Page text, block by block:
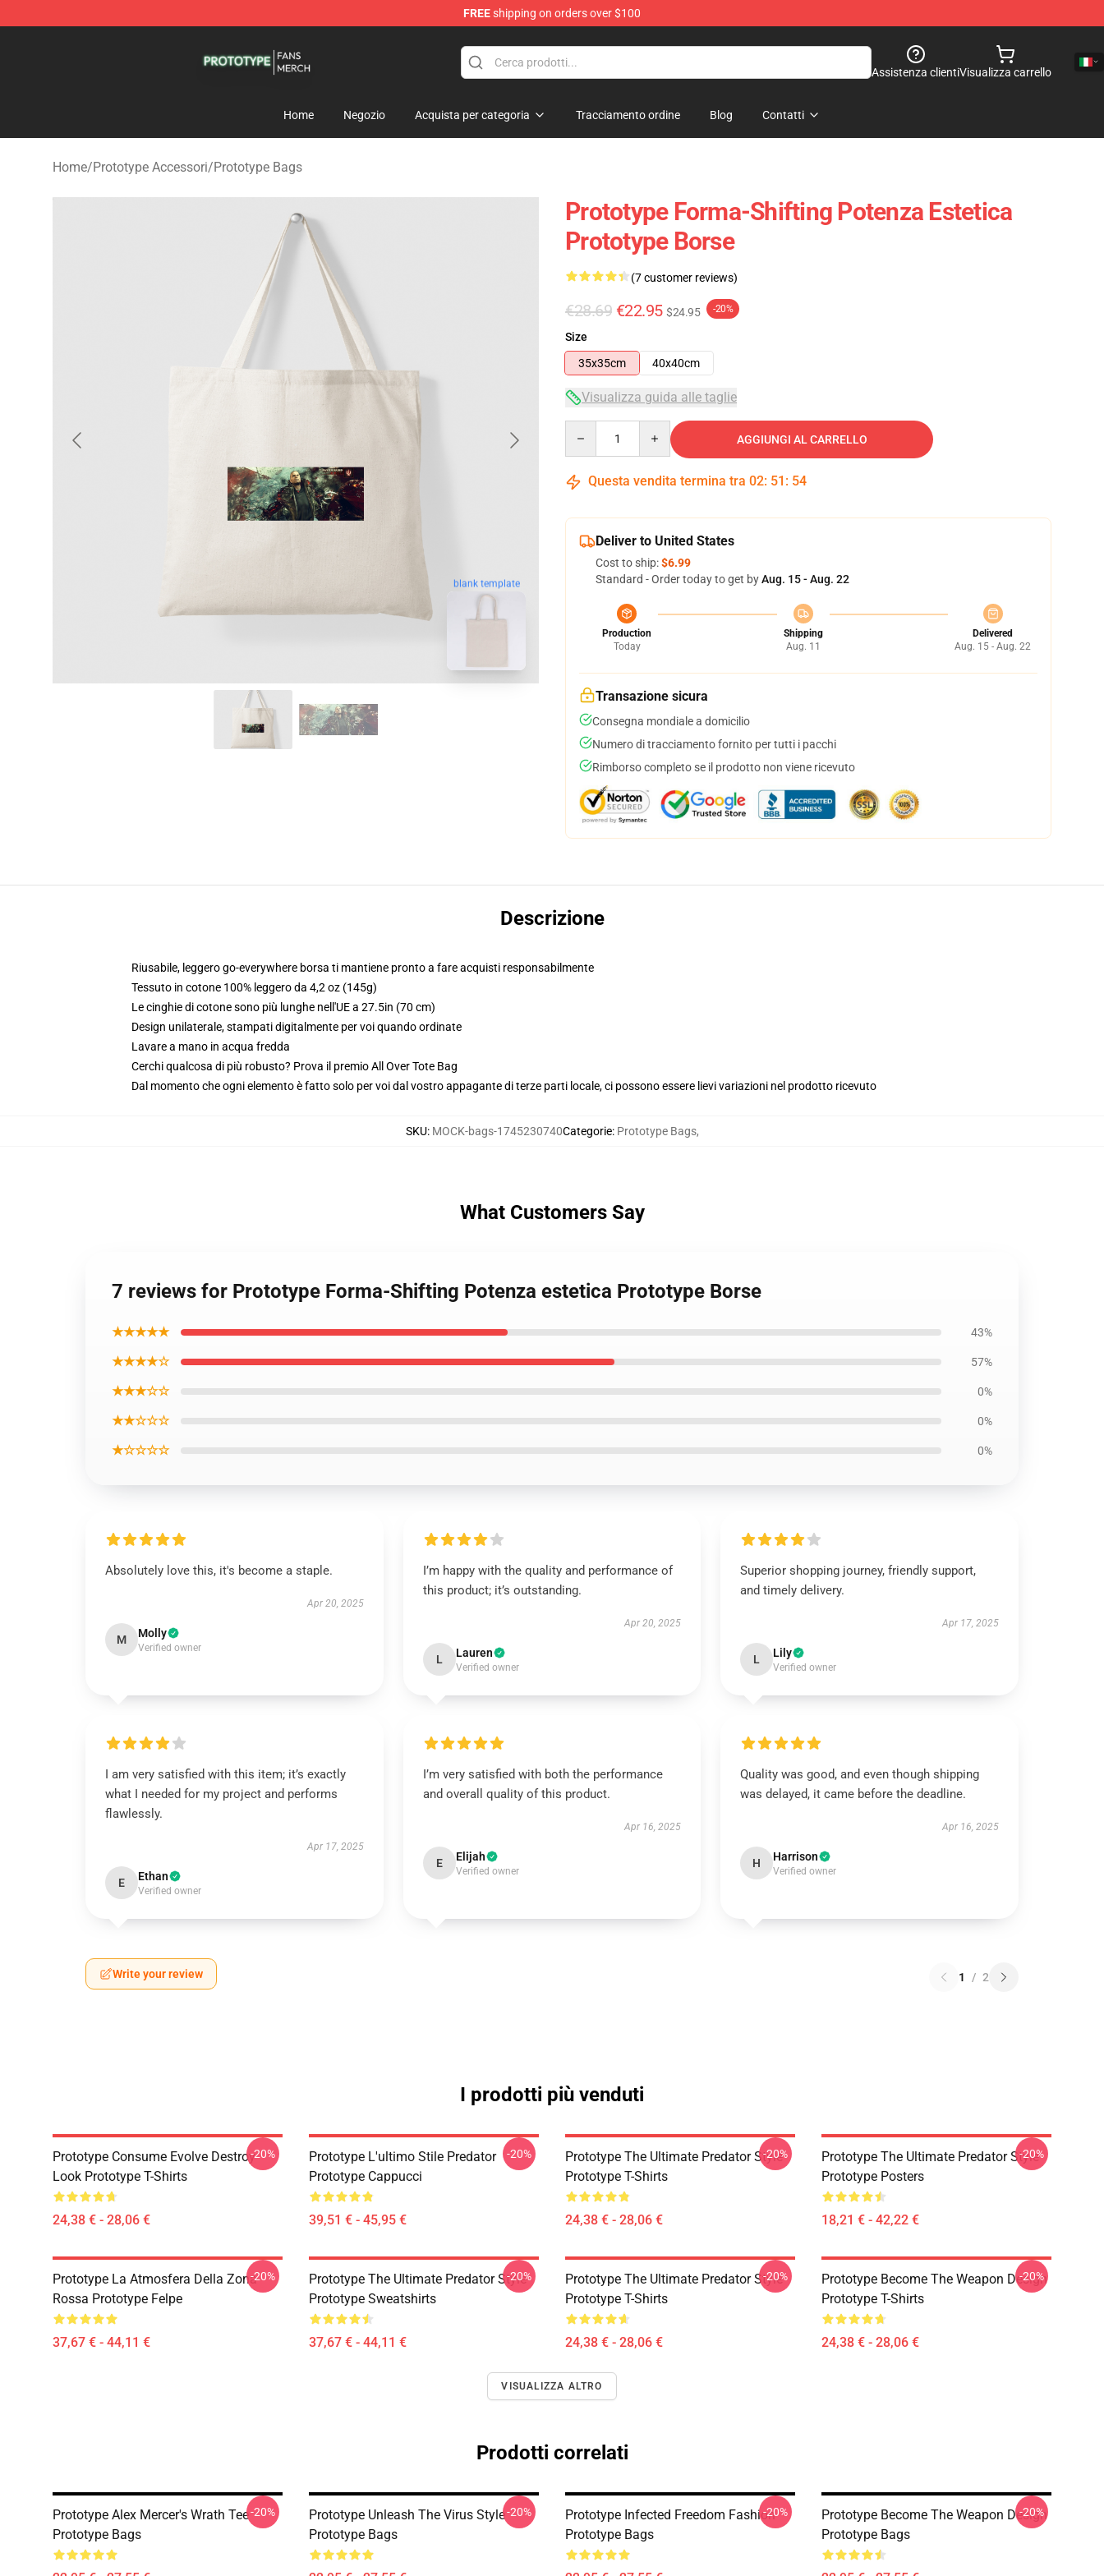
FREEshipping on orders over $100
Assistenza clientiVisualizza carrello
Home Negozio Acquista per categoria Tracciamento ordine Blog Contatti
Home/Prototype Accessori/Prototype Bags
blank template
Prototype Forma-Shifting Potenza Estetica
Prototype Borse
(7 customer reviews)
€28.69 €22.95 $24.95 -20%
Size
35x35cm
40x40cm
Visualizza guida alle taglie
AGGIUNGI AL CARRELLO
Questa vendita termina tra 02: 51 : 53
Deliver to United States
Cost to ship:$6.99
Standard - Order today to get byAug. 15 - Aug. 22
Production
Today
Shipping
Aug. 11
Delivered
Aug. 15 - Aug. 22
Transazione sicura
Consegna mondiale a domicilio
Numero di tracciamento fornito per tutti i pacchi
Rimborso completo se il prodotto non viene ricevuto
Descrizione
Riusabile, leggero go-everywhere borsa ti mantiene pronto a fare acquisti responsabilmente
Tessuto in cotone 100% leggero da 4,2 oz (145g)
Le cinghie di cotone sono più lunghe nell'UE a 27.5in (70 cm)
Design unilaterale, stampati digitalmente per voi quando ordinate
Lavare a mano in acqua fredda
Cerchi qualcosa di più robusto? Prova il premio All Over Tote Bag
Dal momento che ogni elemento è fatto solo per voi dal vostro appagante di terze parti locale, ci possono essere lievi variazioni nel prodotto ricevuto
SKU: MOCK-bags-1745230740Categorie: Prototype Bags,
What Customers Say
7 reviews for Prototype Forma-Shifting Potenza estetica Prototype Borse
★★★★★ 43%
★★★★☆ 57%
★★★☆☆ 0%
★★☆☆☆ 0%
★☆☆☆☆ 0%
Absolutely love this, it's become a staple.
Apr 20, 2025
M Molly
Verified owner
I’m happy with the quality and performance of
this product; it’s outstanding.
Apr 20, 2025
L Lauren
Verified owner
Superior shopping journey, friendly support,
and timely delivery.
Apr 17, 2025
L Lily
Verified owner
I am very satisfied with this item; it’s exactly
what I needed for my project and performs
flawlessly.
Apr 17, 2025
E Ethan
Verified owner
I’m very satisfied with both the performance
and overall quality of this product.
Apr 16, 2025
E Elijah
Verified owner
Quality was good, and even though shipping
was delayed, it came before the deadline.
Apr 16, 2025
H Harrison
Verified owner
Write your review 1 / 2
I prodotti più venduti
Prototype Consume Evolve Destroy
Look Prototype T-Shirts
24,38 € - 28,06 €
-20%
Prototype L'ultimo Stile Predator
Prototype Cappucci
39,51 € - 45,95 €
-20%
Prototype The Ultimate Predator Style
Prototype T-Shirts
24,38 € - 28,06 €
-20%
Prototype The Ultimate Predator Style
Prototype Posters
18,21 € - 42,22 €
-20%
Prototype La Atmosfera Della Zona
Rossa Prototype Felpe
37,67 € - 44,11 €
-20%
Prototype The Ultimate Predator Style
Prototype Sweatshirts
37,67 € - 44,11 €
-20%
Prototype The Ultimate Predator Style
Prototype T-Shirts
24,38 € - 28,06 €
-20%
Prototype Become The Weapon Design
Prototype T-Shirts
24,38 € - 28,06 €
-20%
VISUALIZZA ALTRO
Prodotti correlati
Prototype Alex Mercer's Wrath Tee
Prototype Bags
-20%
Prototype Unleash The Virus Style
Prototype Bags
-20%
Prototype Infected Freedom Fashion
Prototype Bags
-20%
Prototype Become The Weapon Design
Prototype Bags
-20%